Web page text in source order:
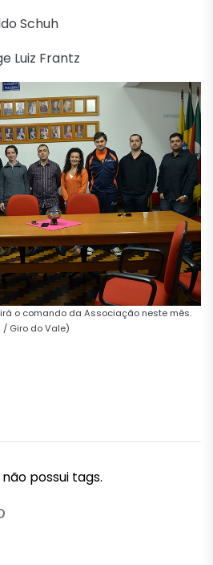
Schuh
Luiz Frantz
o comando da Associação neste mês.
/ Giro do Vale)
possui tags.